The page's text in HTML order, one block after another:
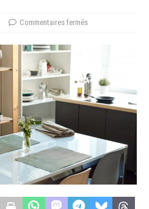
Commentaires fermés